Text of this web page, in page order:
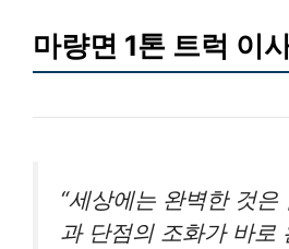
마량면 1톤 트럭 이
“세상에는 완벽한 것은
과 단점의 조화가 바로